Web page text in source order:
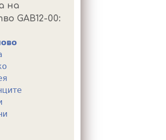
на
GAB12-00: